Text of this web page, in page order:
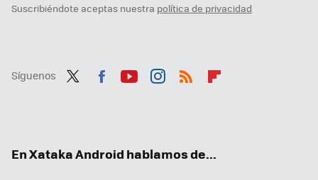
Suscribiéndote aceptas nuestra política de privacidad
Síguenos
En Xataka Android hablamos de...